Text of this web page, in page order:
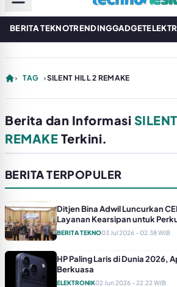
BERITA TEKNOTRENDINGGADGET
› TAG ›SILENT HILL 2 REMAKE
Berita dan Informasi
REMAKE Terkini.
BERITA TERPOPULER
Ditjen Bina Adwil Luncurkan
Layanan Kearsipan untuk
BERITA TEKNO03 Jul 2026 - 02.38 WIB
HP Paling Laris di Dunia 2026,
Berkuasa
ELEKTRONIK02 Jun 2026 - 22.22 WIB